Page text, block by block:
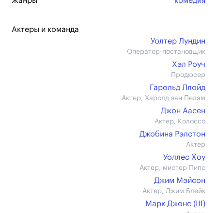
Актеры и команда
Уолтер Лундин
Оператор-постановщик
Хэл Роуч
Продюсер
Гарольд Ллойд
Актер, Харолд ван Пелэм
Джон Аасен
Актер, Колоссо
Джобина Рэлстон
Актер
Уоллес Хоу
Актер, мистер Пипс
Джим Мэйсон
Актер, Джим Блейк
Марк Джонс (III)